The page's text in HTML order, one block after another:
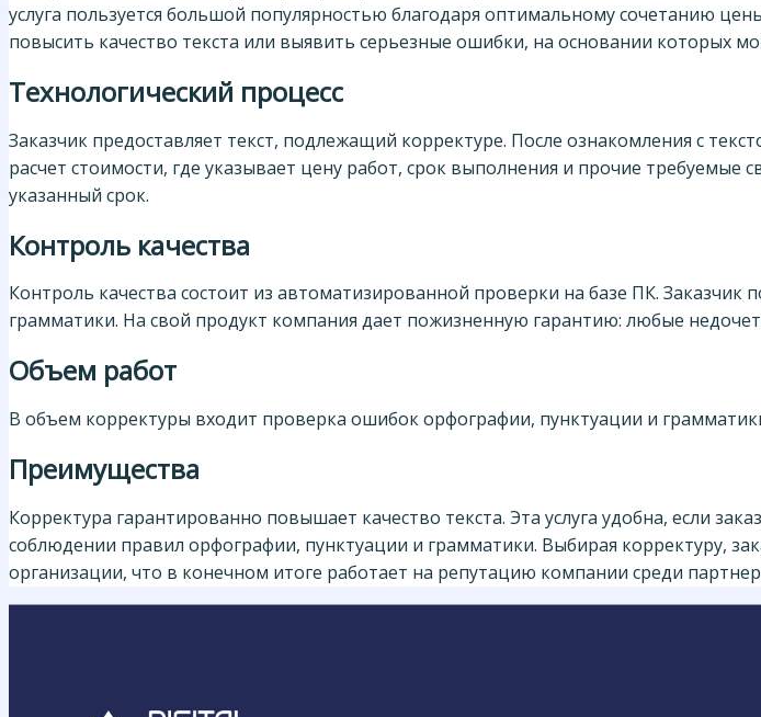
услуга пользуется большой популярностью благодаря оптимальному сочетанию
повысить качество текста или выявить серьезные ошибки, на основании которых
Технологический процесс
Заказчик предоставляет текст, подлежащий корректуре. После ознакомления с
расчет стоимости, где указывает цену работ, срок выполнения и прочие требуемые
указанный срок.
Контроль качества
Контроль качества состоит из автоматизированной проверки на базе ПК.
грамматики. На свой продукт компания дает пожизненную гарантию: любые
Объем работ
В объем корректуры входит проверка ошибок орфографии, пунктуации и
Преимущества
Корректура гарантированно повышает качество текста. Эта услуга удобна, если
соблюдении правил орфографии, пунктуации и грамматики. Выбирая корректуру,
организации, что в конечном итоге работает на репутацию компании среди